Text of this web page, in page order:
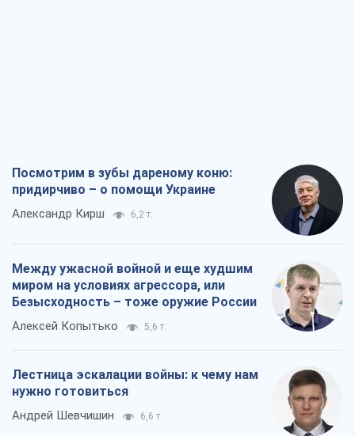
Посмотрим в зубы дареному коню:
придирчиво – о помощи Украине
Александр Кирш 6,2 т.
Между ужасной войной и еще худшим
миром на условиях агрессора, или
Безысходность – тоже оружие России
Алексей Копытько 5,6 т.
Лестница эскалации войны: к чему нам
нужно готовиться
Андрей Шевчишин 6,6 т.